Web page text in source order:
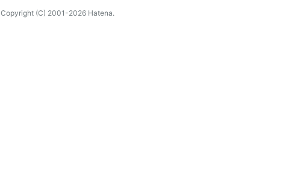
Copyright (C) 2001-2026 Hatena.